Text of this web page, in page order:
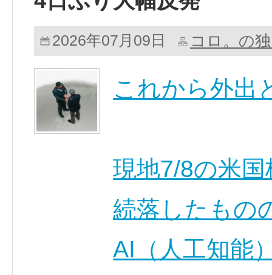
2026年07月09日 コロ。の
これから外出
現地7/8の米
続落したもの
AI（人工知能